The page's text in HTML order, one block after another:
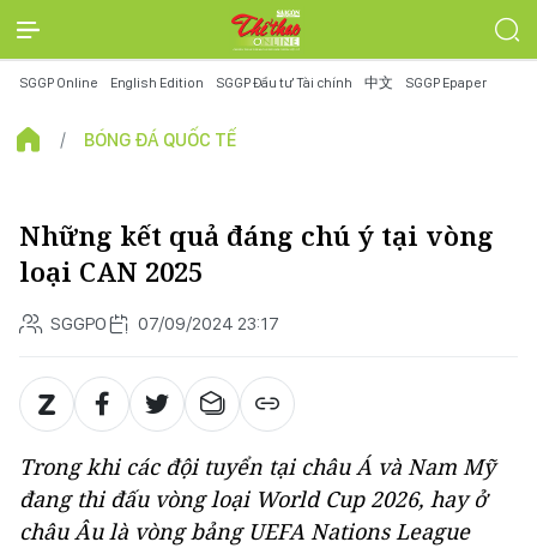
SGGP Online English Edition SGGP Đầu tư Tài chính 中文 SGGP Epaper
BÓNG ĐÁ QUỐC TẾ
Những kết quả đáng chú ý tại vòng
loại CAN 2025
SGGPO 07/09/2024 23:17
Trong khi các đội tuyển tại châu Á và Nam Mỹ
đang thi đấu vòng loại World Cup 2026, hay ở
châu Âu là vòng bảng UEFA Nations League